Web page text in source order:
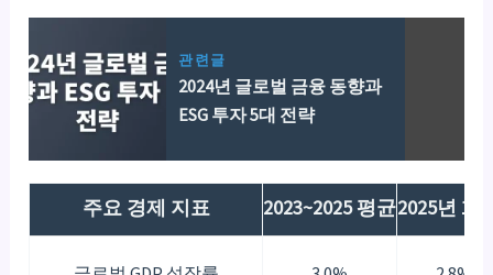
관련글
2024년 글로벌 금융 동향과
ESG 투자 5대 전략
주요 경제 지표 2023~2025 평균2025년 1